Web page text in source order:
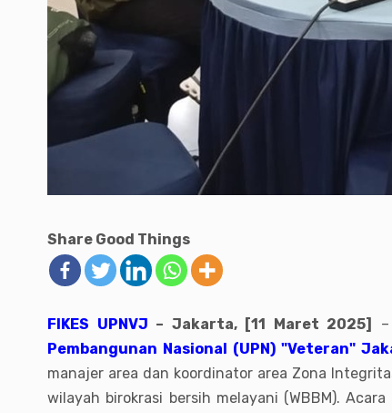
Share Good Things
FIKES UPNVJ – Jakarta, [11 Maret 2025]
Pembangunan Nasional (UPN) "Veteran"
manajer area dan koordinator area Zona
wilayah birokrasi bersih melayani (WBBM).